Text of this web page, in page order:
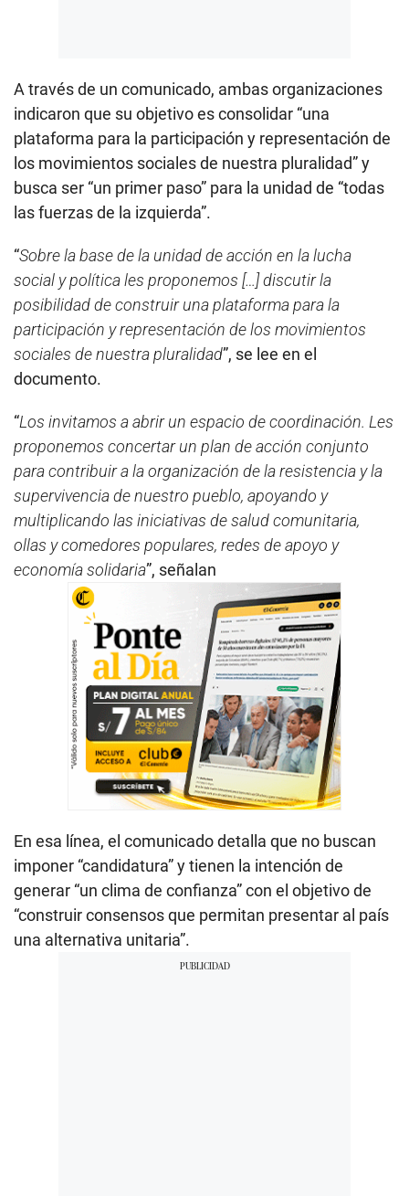
A través de un comunicado, ambas organizaciones
indicaron que su objetivo es consolidar “una
plataforma para la participación y representación de
los movimientos sociales de nuestra pluralidad” y
busca ser “un primer paso” para la unidad de “todas
las fuerzas de la izquierda”.
“Sobre la base de la unidad de acción en la lucha
social y política les proponemos […] discutir la
posibilidad de construir una plataforma para la
participación y representación de los movimientos
sociales de nuestra pluralidad”, se lee en el
documento.
“Los invitamos a abrir un espacio de coordinación. Les
proponemos concertar un plan de acción conjunto
para contribuir a la organización de la resistencia y la
supervivencia de nuestro pueblo, apoyando y
multiplicando las iniciativas de salud comunitaria,
ollas y comedores populares, redes de apoyo y
economía solidaria”, señalan
En esa línea, el comunicado detalla que no buscan
imponer “candidatura” y tienen la intención de
generar “un clima de confianza” con el objetivo de
“construir consensos que permitan presentar al país
una alternativa unitaria”.